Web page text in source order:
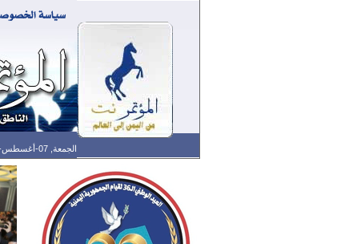
الجمعة, 07-أغسطس-2026 الساعة: 01:35 ص - آخر تحديث: 07:25 م (25: 04) بتوقيت غرينتش